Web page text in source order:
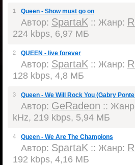
1 Queen - Show must go on
Автор: SpartaK :: Жанр:
224 kbps, 6,97 МБ
2 QUEEN - live forever
Автор: SpartaK :: Жанр:
128 kbps, 4,8 МБ
3 Queen - We Will Rock You (Gabry
Автор: GeRadeon ::
kHz, 219 kbps, 5,94 МБ
4 Queen - We Are The Champions
Автор: SpartaK :: Жанр:
192 kbps, 4,16 МБ